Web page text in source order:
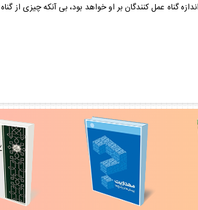
گناه عمل كنندگان بر او خواهد بود، بى آنكه چيزى از گناه